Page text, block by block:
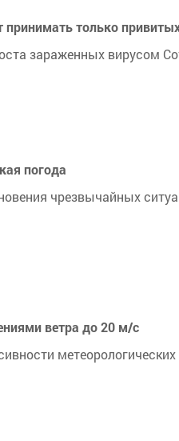
только
зараженных вирусом
погода
чрезвычайных
ветра до 20 м/с